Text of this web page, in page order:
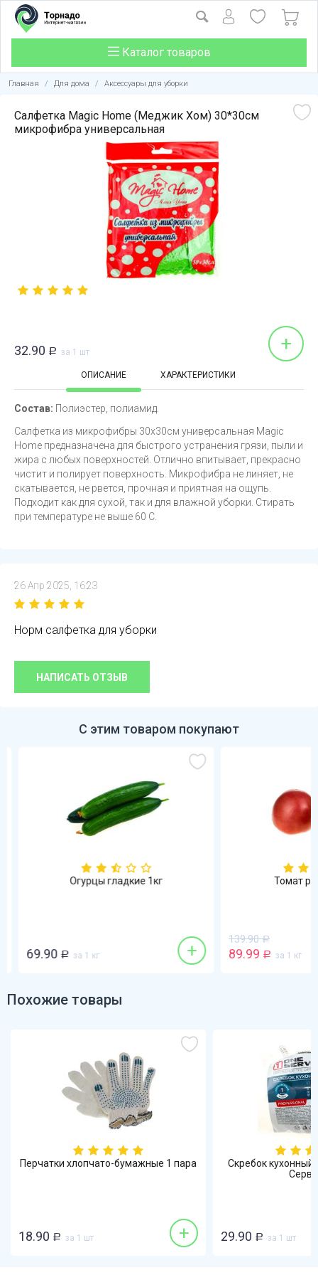
Каталог товаров
Главная / Для дома / Аксессуары для уборки
Салфетка Magic Home (Меджик Хом) 30*30см
микрофибра универсальная
32.90 Р за 1 шт +
ОПИСАНИЕ ХАРАКТЕРИСТИКИ
Состав: Полиэстер, полиамид.
Салфетка из микрофибры 30х30см универсальная Magic
Home предназначена для быстрого устранения грязи, пыли и
жира с любых поверхностей. Отлично впитывает, прекрасно
чистит и полирует поверхность. Микрофибра не линяет, не
скатывается, не рвется, прочная и приятная на ощупь.
Подходит как для сухой, так и для влажной уборки. Стирать
при температуре не выше 60 С.
26 Апр 2025, 16:23
Норм салфетка для уборки
НАПИСАТЬ ОТЗЫВ
С этим товаром покупают
Огурцы гладкие 1кг
69.90 Р за 1 кг +
Томат
139.90 Р
89.99 Р за 1 кг
Похожие товары
Перчатки хлопчато-бумажные 1 пара
18.90 Р за 1 шт +
Скребок кухонный
29.90 Р за 1 шт